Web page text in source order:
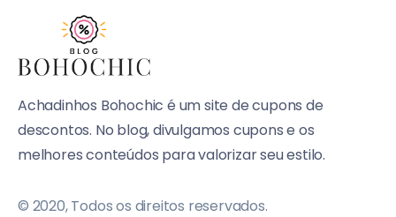
Achadinhos Bohochic é um site de cupons de
descontos. No blog, divulgamos cupons e os
melhores conteúdos para valorizar seu estilo.
© 2020, Todos os direitos reservados.